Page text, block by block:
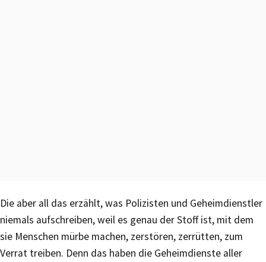
Die aber all das erzählt, was Polizisten und Geheimdienstler
niemals aufschreiben, weil es genau der Stoff ist, mit dem
sie Menschen mürbe machen, zerstören, zerrütten, zum
Verrat treiben. Denn das haben die Geheimdienste aller